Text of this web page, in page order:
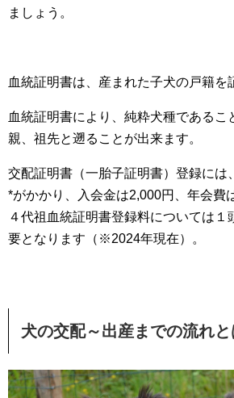
ましょう。
血統証明書は、産まれた子犬の戸籍を
血統証明書により、純粋犬種であるこ
親、祖先と遡ることが出来ます。
交配証明書（一胎子証明書）登録には
*がかかり、入会金は2,000円、年会費
４代祖血統証明書登録料については１
要となります（※2024年現在）。
犬の交配～出産までの流れと